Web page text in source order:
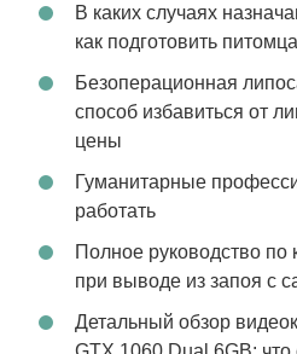
В каких случаях
как подготовить
Безоперационная
способ избавиться от
цены
Гуманитарные
работать
Полное руководство по
при выводе из запоя с
Детальный обзор